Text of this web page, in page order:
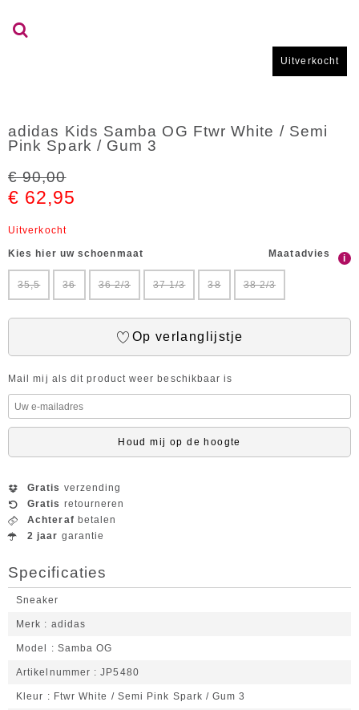
Uitverkocht
adidas Kids Samba OG Ftwr White / Semi
Pink Spark / Gum 3
€ 90,00
€ 62,95
Uitverkocht
Kies hier uw schoenmaat Maatadvies i
35,5 36 36 2/3 37 1/3 38 38 2/3
Op verlanglijstje
Mail mij als dit product weer beschikbaar is
Houd mij op de hoogte
Gratis verzending
Gratis retourneren
Achteraf betalen
2 jaar garantie
Specificaties
Sneaker
Merk adidas
Model Samba OG
Artikelnummer JP5480
Kleur Ftwr White / Semi Pink Spark / Gum 3